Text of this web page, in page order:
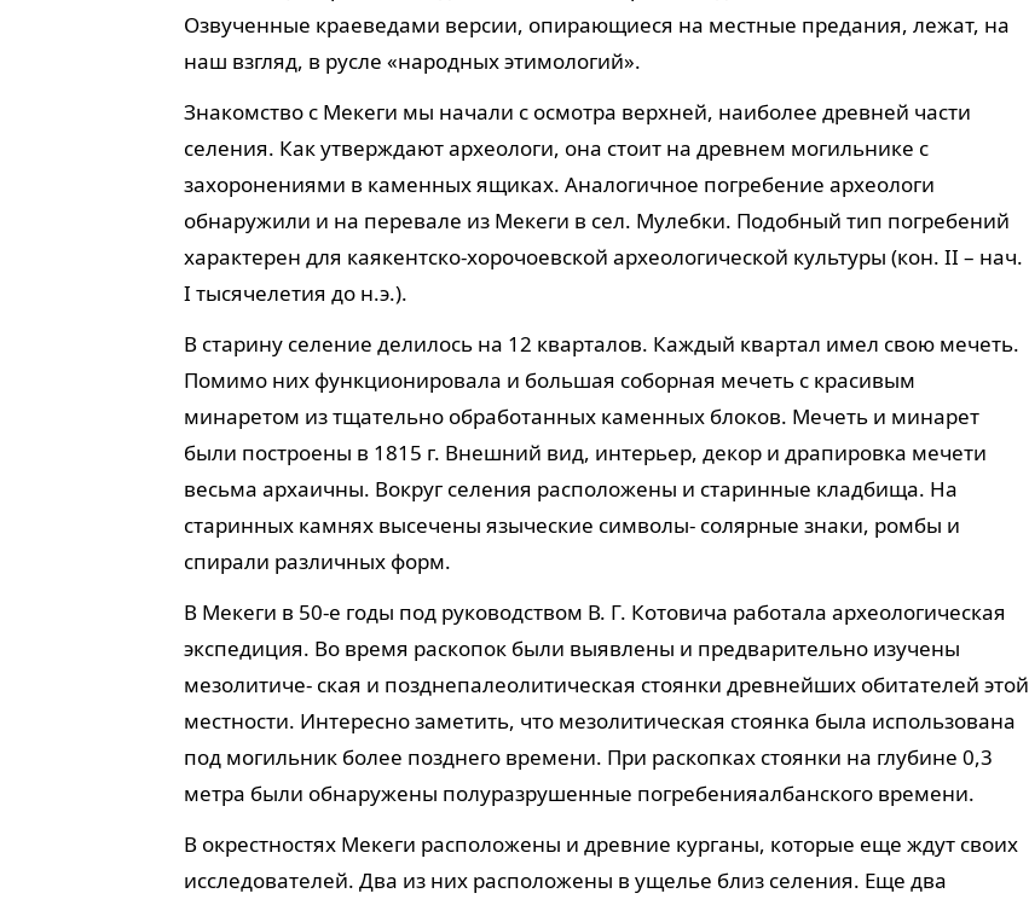
Озвученные краеведами версии, опирающиеся на местные предания, лежат, на
наш взгляд, в русле «народных этимологий».
Знакомство с Мекеги мы начали с осмотра верхней, наиболее древней части
селения. Как утверждают археологи, она стоит на древнем могильнике с
захоронениями в каменных ящиках. Аналогичное погребение археологи
обнаружили и на перевале из Мекеги в сел. Мулебки. Подобный тип погребений
характерен для каякентско-хорочоевской археологической культуры (кон. II – нач.
I тысячелетия до н.э.).
В старину селение делилось на 12 кварталов. Каждый квартал имел свою мечеть.
Помимо них функционировала и большая соборная мечеть с красивым
минаретом из тщательно обработанных каменных блоков. Мечеть и минарет
были построены в 1815 г. Внешний вид, интерьер, декор и драпировка мечети
весьма архаичны. Вокруг селения расположены и старинные кладбища. На
старинных камнях высечены языческие символы- солярные знаки, ромбы и
спирали различных форм.
В Мекеги в 50-е годы под руководством В. Г. Котовича работала археологическая
экспедиция. Во время раскопок были выявлены и предварительно изучены
мезолитиче- ская и позднепалеолитическая стоянки древнейших обитателей этой
местности. Интересно заметить, что мезолитическая стоянка была использована
под могильник более позднего времени. При раскопках стоянки на глубине 0,3
метра были обнаружены полуразрушенные погребенияалбанского времени.
В окрестностях Мекеги расположены и древние курганы, которые еще ждут своих
исследователей. Два из них расположены в ущелье близ селения. Еще два